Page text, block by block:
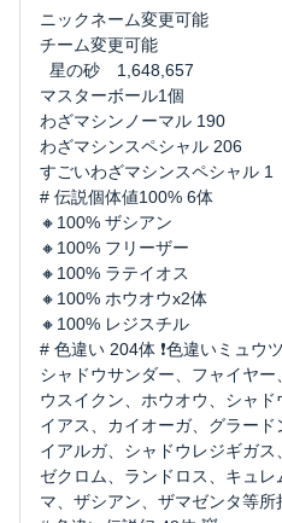
ニックネーム変更可能
チーム変更可能
星の砂 1,648,657
マスターボール1個
わざマシンノーマル 190
わざマシンスペシャル 206
すごいわざマシンスペシャル 1
# 伝説個体値100% 6体
🔸100% ザシアン
🔸100% フリーザー
🔸100% ラテイオス
🔸100% ホウオウx2体
🔸100% レジスチル
# 色違い 204体 ❗️色違いミュウ
シャドウサンダー、フャイヤ
ウスイクン、ホウオウ、シャ
イアス、カイオーガ、グラー
イアルガ、シャドウレジギガス
ゼクロム、ランドロス、キュ
マ、ザシアン、ザマゼンタ等